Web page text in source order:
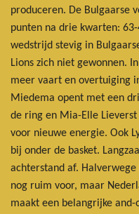
produceren. De Bulgaarse
punten na drie kwarten:
wedstrijd stevig in
Lions zich niet gewonnen.
meer vaart en overtuiging
Miedema opent met een
de ring en Mia-Elle
voor nieuwe energie. Ook
bij onder de basket.
achterstand af.
nog ruim voor, maar
maakt een belangrijke